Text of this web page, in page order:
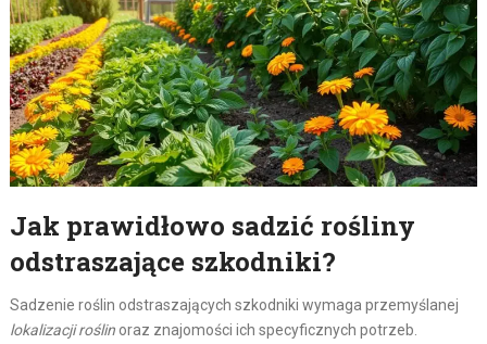
Jak prawidłowo sadzić rośliny
odstraszające szkodniki?
Sadzenie roślin odstraszających szkodniki wymaga przemyślanej
lokalizacji roślinoraz znajomości ich specyficznych potrzeb.